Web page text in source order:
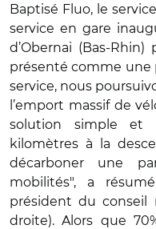
Baptisé Fluo, le
service en gare
d’Obernai (Bas-
présenté comme une
service, nous
l’emport massif de
solution simple et
kilomètres à la
décarboner une
mobilités", a
président du conseil
droite). Alors que